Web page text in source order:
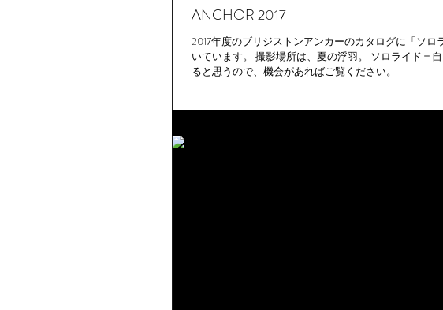
ANCHOR 2017
2017年度のブリジストンアンカーのカタログに「ソ
いています。 撮影場所は、夏の浮羽。 ソロライド＝
ると思うので、機会があればご覧ください。